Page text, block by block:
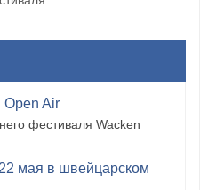
Air
фестиваля Wacken
мая в швейцарском